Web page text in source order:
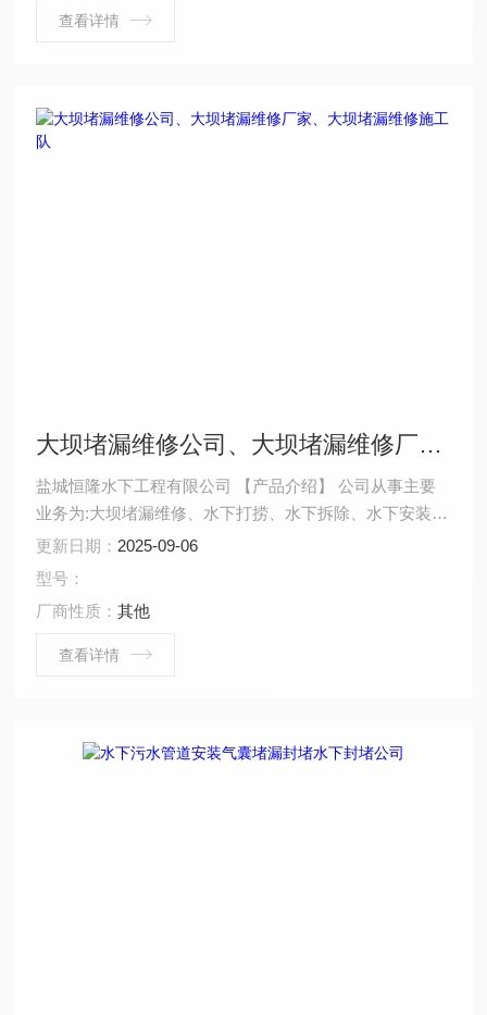
查看详情
大坝堵漏维修公司、大坝堵漏维修厂家、大坝堵漏维修施工队
盐城恒隆水下工程有限公司 【产品介绍】 公司从事主要
业务为:大坝堵漏维修、水下打捞、水下拆除、水下安装、
水下堵漏、水下焊接、水下切割、水下摄像、水下探摸、
沉井施工、水下维修、水下检测、水下封堵、水下钻孔、
更新日期： 2025-09-06
型号：
厂商性质：其他
查看详情